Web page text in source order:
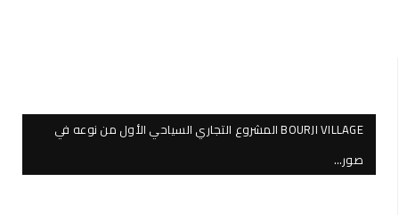
BOURJI VILLAGE المشروع التجاري السياحي الأول من نوعه في
صور…